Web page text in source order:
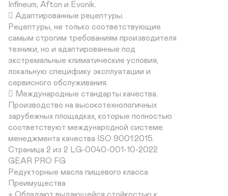
Infineum, Afton и Evonik.
 Адаптированные рецептуры.
Рецептуры, не только соответствующие
самым строгим требованиям производителя
техники, но и адаптированные под
экстремальные климатические условия,
локальную специфику эксплуатации и
сервисного обслуживания.
 Международные стандарты качества.
Производство на высокотехнологичных
зарубежных площадках, которые полностью
соответствуют международной системе
менеджмента качества ISO 9001:2015.
Страница 2 из 2 LG-0040-001-10-2022
GEAR PRO FG
Редукторные масла пищевого класса
Преимущества